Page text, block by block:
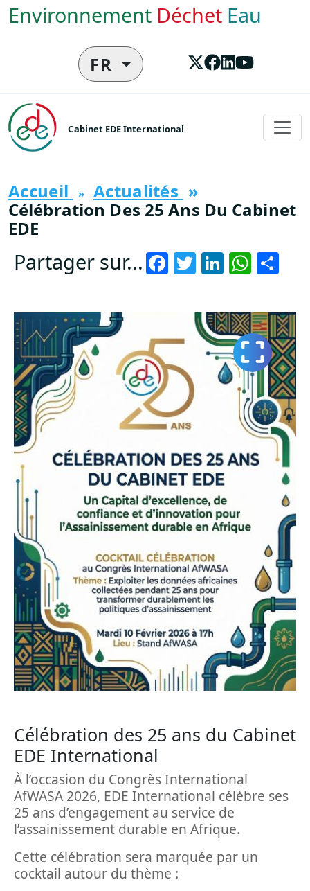
Aller au contenu principal
Environnement Déchet Eau
FR
Cabinet EDE International
Accueil
Actualités
Célébration Des 25 Ans Du Cabinet
EDE
Partager sur... Facebook
Twitter
Vignette
Célébration des 25 ans du Cabinet
EDE International
À l’occasion du Congrès International
AfWASA 2026, EDE International célèbre ses
25 ans d’engagement au service de
l’assainissement durable en Afrique.
Cette célébration sera marquée par un
cocktail autour du thème :